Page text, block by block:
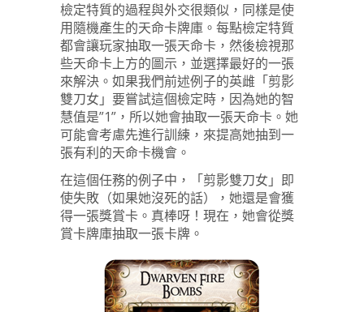
檢定特質的過程與外交很類似，同樣是使
用隨機產生的天命卡牌庫。每點檢定特質
都會讓玩家抽取一張天命卡，然後檢視那
些天命卡上方的圖示，並選擇最好的一張
來解決。如果我們前述例子的英雌「剪影
雙刀女」要嘗試這個檢定時，因為她的智
慧值是”1”，所以她會抽取一張天命卡。她
可能會考慮先進行訓練，來提高她抽到一
張有利的天命卡機會。
在這個任務的例子中，「剪影雙刀女」即
使失敗（如果她沒死的話），她還是會獲
得一張獎賞卡。真棒呀！現在，她會從獎
賞卡牌庫抽取一張卡牌。